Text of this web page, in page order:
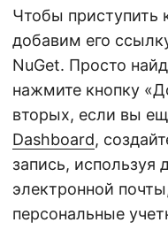
Чтобы приступить
добавим его
NuGet. Просто
нажмите кнопку
вторых, если вы
Dashboard,
запись,
электронной
персональные